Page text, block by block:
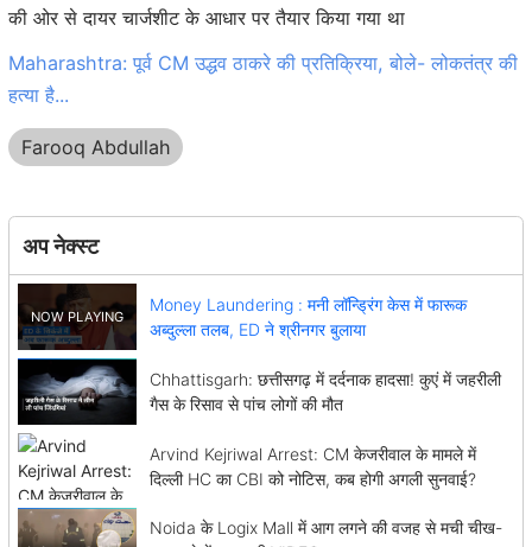
की ओर से दायर चार्जशीट के आधार पर तैयार किया गया था
Maharashtra: पूर्व CM उद्धव ठाकरे की प्रतिक्रिया, बोले- लोकतंत्र की
हत्या है...
Farooq Abdullah
अप नेक्स्ट
Money Laundering : मनी लॉन्ड्रिंग केस में फारूक
अब्दुल्ला तलब, ED ने श्रीनगर बुलाया
Chhattisgarh: छत्तीसगढ़ में दर्दनाक हादसा! कुएं में जहरीली
गैस के रिसाव से पांच लोगों की मौत
Arvind Kejriwal Arrest: CM केजरीवाल के मामले में
दिल्ली HC का CBI को नोटिस, कब होगी अगली सुनवाई?
Noida के Logix Mall में आग लगने की वजह से मची चीख-